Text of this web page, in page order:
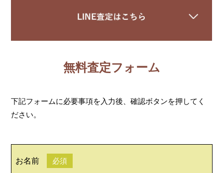
無料査定フォーム
下記フォームに必要事項を入力後、確認ボタンを押してく
ださい。
お名前 必須